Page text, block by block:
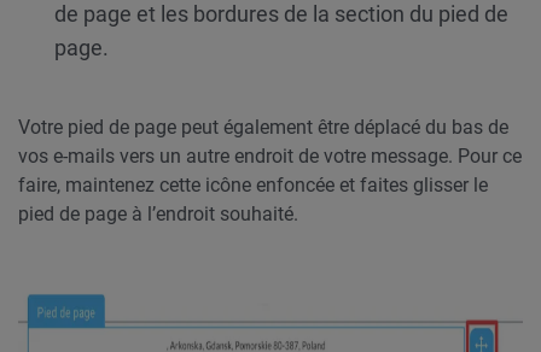
de page et les bordures de la section du pied de
page.
Votre pied de page peut également être déplacé du bas de
vos e-mails vers un autre endroit de votre message. Pour ce
faire, maintenez cette icône enfoncée et faites glisser le
pied de page à l’endroit souhaité.